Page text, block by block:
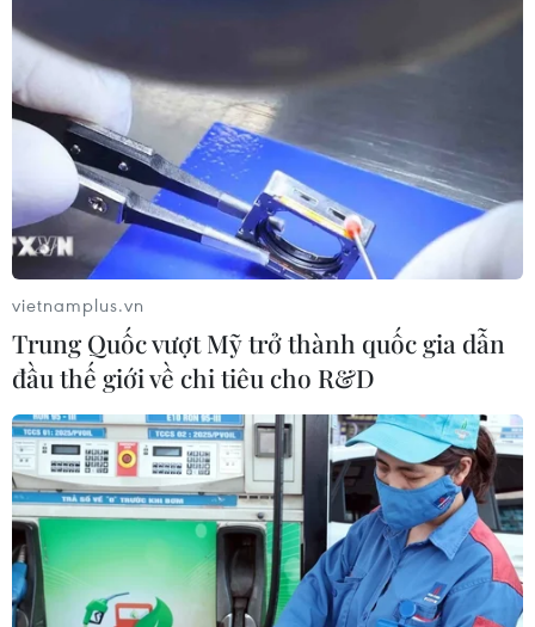
vietnamplus.vn
Trung Quốc vượt Mỹ trở thành quốc gia dẫn
đầu thế giới về chi tiêu cho R&D